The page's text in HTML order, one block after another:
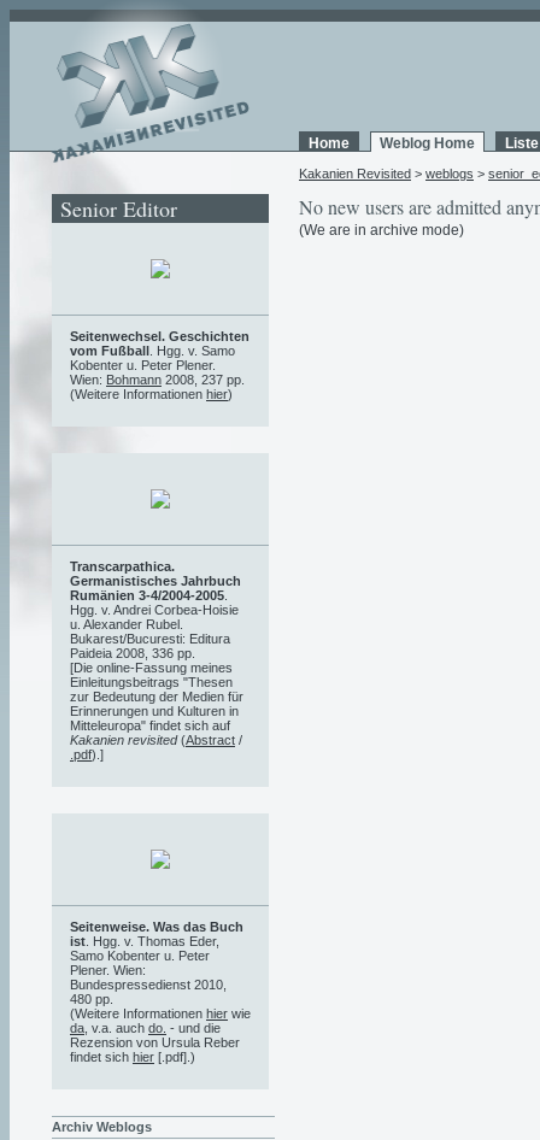
Home Weblog Home
Kakanien Revisited > weblogs >
No new users are admitted
(We are in archive mode)
Senior Editor
Seitenwechsel. Geschichten
vom Fußball . Hgg. v. Samo
Kobenter u. Peter Plener.
Wien: Bohmann 2008, 237 pp.
(Weitere Informationen hier)
Transcarpathica.
Germanistisches Jahrbuch
Rumänien 3-4/2004-2005
Hgg. v. Andrei Corbea-Hoisie
u. Alexander Rubel.
Bukarest/Bucuresti: Editura
Paideia 2008, 336 pp.
[Die online-Fassung meines
Einleitungsbeitrags "Thesen
zur Bedeutung der Medien für
Erinnerungen und Kulturen in
Mitteleuropa" findet sich auf
Kakanien revisited(Abstract /
.pdf).]
Seitenweise. Was das Buch
ist . Hgg. v. Thomas Eder,
Samo Kobenter u. Peter
Plener. Wien:
Bundespressedienst 2010,
480 pp.
(Weitere Informationen hier wie
da , v.a. auch do. - und die
Rezension von Ursula Reber
findet sich hier [.pdf].)
Archiv Weblogs